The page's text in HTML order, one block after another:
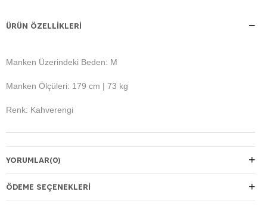
ÜRÜN ÖZELLIKLERI
Manken Üzerindeki Beden: M
Manken Ölçüleri: 179 cm | 73 kg
Renk: Kahverengi
YORUMLAR(0)
ÖDEME SEÇENEKLERI